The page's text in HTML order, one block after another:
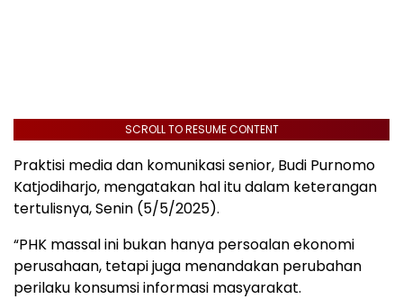
SCROLL TO RESUME CONTENT
Praktisi media dan komunikasi senior, Budi Purnomo
Katjodiharjo, mengatakan hal itu dalam keterangan
tertulisnya, Senin (5/5/2025).
“PHK massal ini bukan hanya persoalan ekonomi
perusahaan, tetapi juga menandakan perubahan
perilaku konsumsi informasi masyarakat.